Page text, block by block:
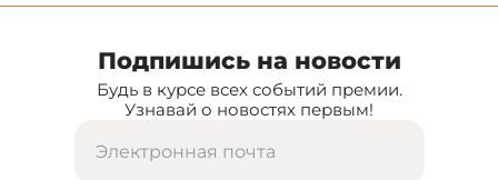
Подпишись на новости
Будь в курсе всех событий премии.
Узнавай о новостях первым!